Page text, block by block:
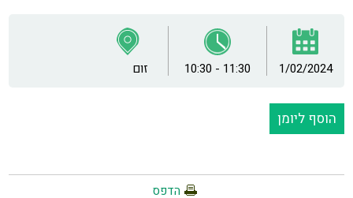
1/02/2024
10:30 - 11:30 זום
הוסף ליומן
הדפס